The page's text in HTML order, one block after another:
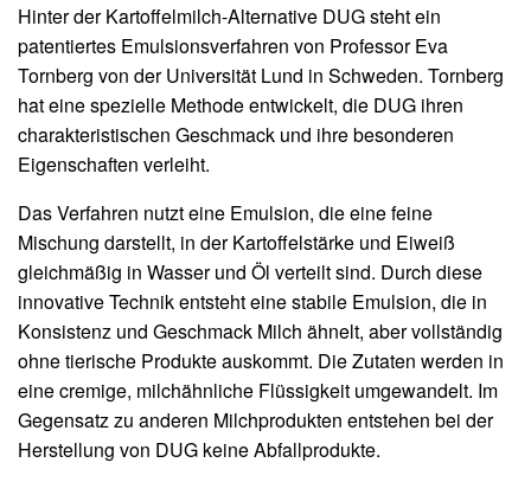
Hinter der Kartoffelmilch-Alternative DUG steht ein
patentiertes Emulsionsverfahren von Professor Eva
Tornberg von der Universität Lund in Schweden. Tornberg
hat eine spezielle Methode entwickelt, die DUG ihren
charakteristischen Geschmack und ihre besonderen
Eigenschaften verleiht.
Das Verfahren nutzt eine Emulsion, die eine feine
Mischung darstellt, in der Kartoffelstärke und Eiweiß
gleichmäßig in Wasser und Öl verteilt sind. Durch diese
innovative Technik entsteht eine stabile Emulsion, die in
Konsistenz und Geschmack Milch ähnelt, aber vollständig
ohne tierische Produkte auskommt. Die Zutaten werden in
eine cremige, milchähnliche Flüssigkeit umgewandelt. Im
Gegensatz zu anderen Milchprodukten entstehen bei der
Herstellung von DUG keine Abfallprodukte.